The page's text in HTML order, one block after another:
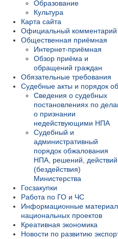
Образование
Культура
Карта сайта
Официальный комментарий
Общественная приёмная
Интернет-приёмная
Обзор приёма и
обращений граждан
Обязательные требования
Судебные акты и порядок
Сведения о судебных
постановлениях по
о признании
недействующими НПА
Судебный и
административный
порядок обжалования
НПА, решений, действий
(бездействия)
Министерства
Госзакупки
Работа по ГО и ЧС
Информационные
национальных проектов
Креативная экономика
Новости по развитию